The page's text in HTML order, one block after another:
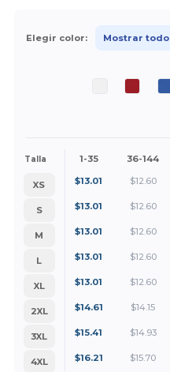
Elegir color: Mostrar todo
Talla 1-35 36-144
XS $13.01 $12.60
S
$13.01 $12.60
M
$13.01 $12.60
L
$13.01 $12.60
XL
$13.01 $12.60
2XL
$14.61 $14.15
3XL
$15.41 $14.93
4XL
$16.21 $15.70